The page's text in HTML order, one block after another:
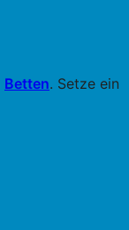
Betten. Setze ein